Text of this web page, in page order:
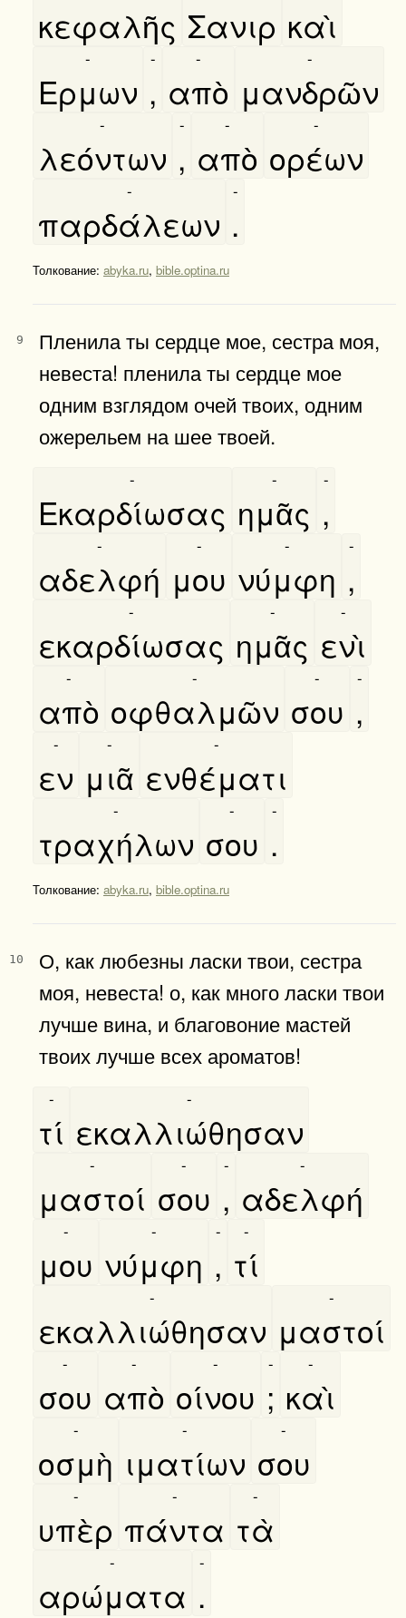
κεφαλῆς Σανιρ καὶ
Ερμων
-
,
-
απὸ
-
μανδρῶν
-
λεόντων
-
,
-
απὸ
-
ορέων
-
παρδάλεων
-
.
-
Толкование: abyka.ru, bible.optina.ru
9
Пленила ты сердце мое, сестра моя,
невеста! пленила ты сердце мое
одним взглядом очей твоих, одним
ожерельем на шее твоей.
Εκαρδίωσας
-
ημᾶς
-
,
-
αδελφή
-
μου
-
νύμφη
-
,
-
εκαρδίωσας
-
ημᾶς
-
ενὶ
-
απὸ
-
οφθαλμῶν
-
σου
-
,
-
εν
-
μιᾶ
-
ενθέματι
-
τραχήλων
-
σου
-
.
-
Толкование: abyka.ru, bible.optina.ru
10
О, как любезны ласки твои, сестра
моя, невеста! о, как много ласки твои
лучше вина, и благовоние мастей
твоих лучше всех ароматов!
τί
-
εκαλλιώθησαν
-
μαστοί
-
σου
-
,
-
αδελφή
-
μου
-
νύμφη
-
,
-
τί
-
εκαλλιώθησαν
-
μαστοί
-
σου
-
απὸ
-
οίνου
-
;
-
καὶ
-
οσμὴ
-
ιματίων
-
σου
-
υπὲρ
-
πάντα
-
τὰ
-
αρώματα
-
.
-